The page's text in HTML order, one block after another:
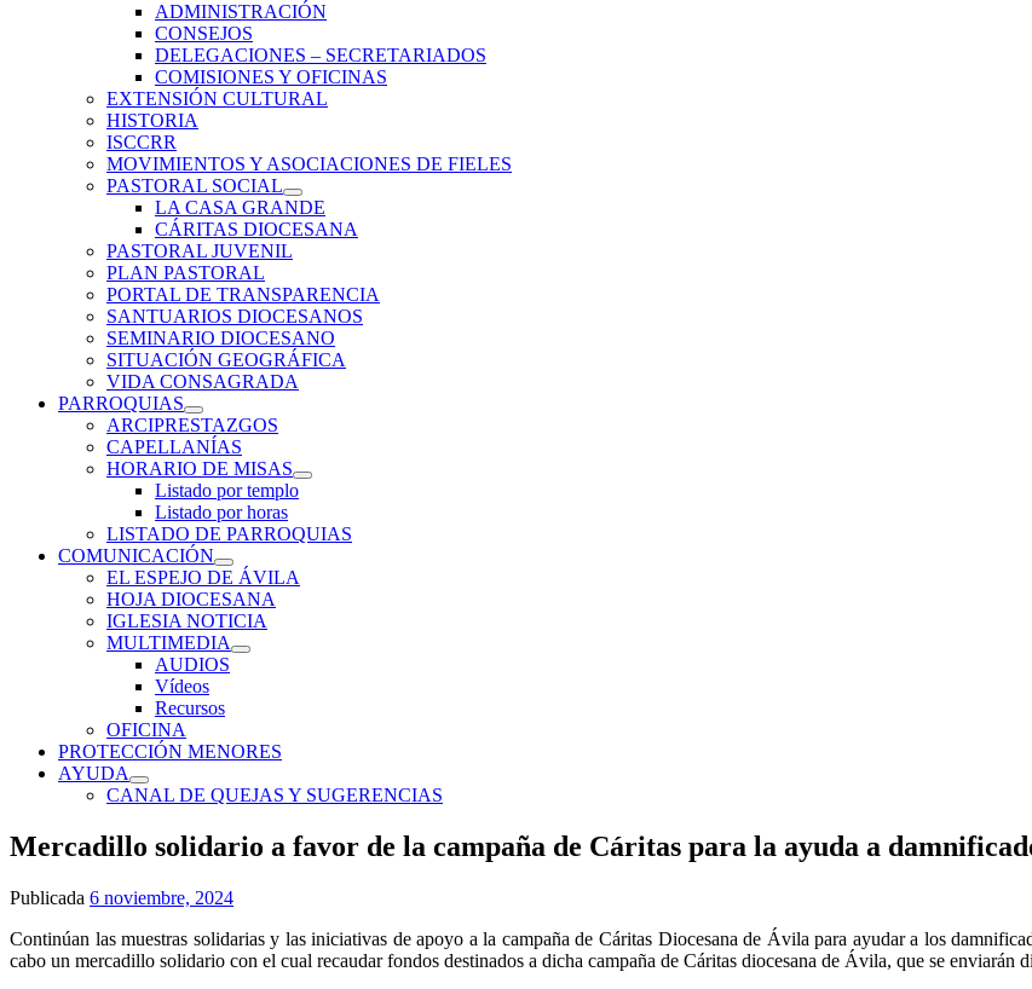
ADMINISTRACIÓN
CONSEJOS
DELEGACIONES – SECRETARIADOS
COMISIONES Y OFICINAS
EXTENSIÓN CULTURAL
HISTORIA
ISCCRR
MOVIMIENTOS Y ASOCIACIONES DE FIELES
PASTORAL SOCIAL
LA CASA GRANDE
CÁRITAS DIOCESANA
PASTORAL JUVENIL
PLAN PASTORAL
PORTAL DE TRANSPARENCIA
SANTUARIOS DIOCESANOS
SEMINARIO DIOCESANO
SITUACIÓN GEOGRÁFICA
VIDA CONSAGRADA
PARROQUIAS
ARCIPRESTAZGOS
CAPELLANÍAS
HORARIO DE MISAS
Listado por templo
Listado por horas
LISTADO DE PARROQUIAS
COMUNICACIÓN
EL ESPEJO DE ÁVILA
HOJA DIOCESANA
IGLESIA NOTICIA
MULTIMEDIA
AUDIOS
Vídeos
Recursos
OFICINA
PROTECCIÓN MENORES
AYUDA
CANAL DE QUEJAS Y SUGERENCIAS
Mercadillo solidario a favor de la campaña de Cáritas para la ayuda a
Publicada 6 noviembre, 2024
Continúan las muestras solidarias y las iniciativas de apoyo a la campaña de Cáritas Diocesana de Ávila para ayudar a los
cabo un mercadillo solidario con el cual recaudar fondos destinados a dicha campaña de Cáritas diocesana de Ávila, que se enviarán